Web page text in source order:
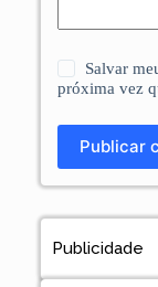
Salvar
próxima vez
Publicar
Publicidade